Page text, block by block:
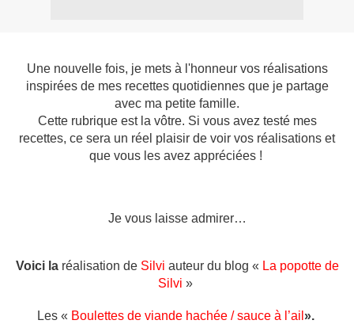
Une nouvelle fois, je mets à l'honneur vos réalisations
inspirées de mes recettes quotidiennes que je partage
avec ma petite famille.
Cette rubrique est la vôtre. Si vous avez testé mes
recettes, ce sera un réel plaisir de voir vos réalisations et
que vous les avez appréciées !
Je vous laisse admirer…
Voici la réalisation de Silvi auteur du blog « La popotte de
Silvi »
Les « Boulettes de viande hachée / sauce à l’ail ».